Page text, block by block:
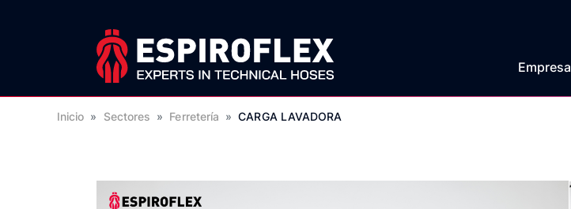
Empresa
Inicio » Sectores » Ferretería » CARGA LAVADORA